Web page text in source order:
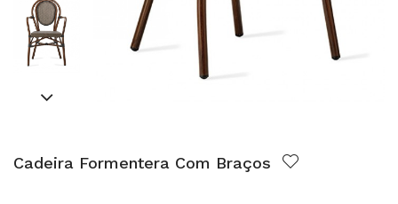
Cadeira Formentera Com Braços